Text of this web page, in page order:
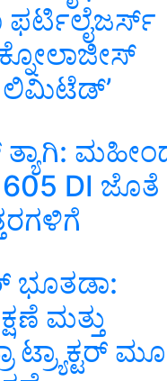
ಲಿಮಿಟೆಡ್’
DI ಜೊತೆ
ಮತ್ತು
ಟ್ರ್ಯಾಕ್ಟರ್